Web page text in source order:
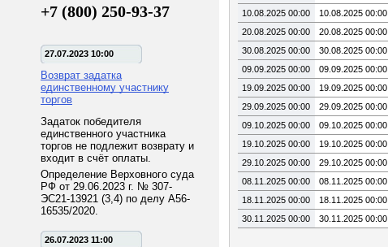
+7 (800) 250-93-37
27.07.2023 10:00
Возврат задатка
единственному участнику
торгов
Задаток победителя
единственного участника
торгов не подлежит возврату и
входит в счёт оплаты.
Определение Верховного суда
РФ от 29.06.2023 г. № 307-
ЭС21-13921 (3,4) по делу А56-
16535/2020.
26.07.2023 11:00
10.08.2025 00:00
10.08.2025 00:00
20.08.2025 00:00
20.08.2025 00:00
30.08.2025 00:00
30.08.2025 00:00
09.09.2025 00:00
09.09.2025 00:00
19.09.2025 00:00
19.09.2025 00:00
29.09.2025 00:00
29.09.2025 00:00
09.10.2025 00:00
09.10.2025 00:00
19.10.2025 00:00
19.10.2025 00:00
29.10.2025 00:00
29.10.2025 00:00
08.11.2025 00:00
08.11.2025 00:00
18.11.2025 00:00
18.11.2025 00:00
30.11.2025 00:00
30.11.2025 00:00